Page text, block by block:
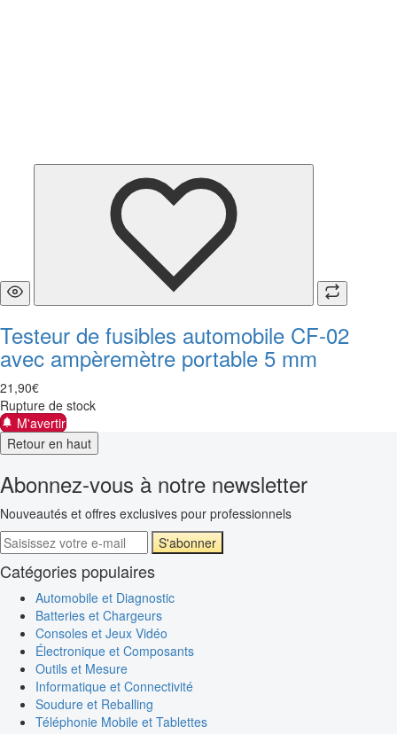
Testeur de fusibles automobile CF-02
avec ampèremètre portable 5 mm
21 ,90€
Rupture de stock
M'avertir
Retour en haut
Abonnez-vous à notre newsletter
Nouveautés et offres exclusives pour professionnels
S'abonner
Catégories populaires
Automobile et Diagnostic
Batteries et Chargeurs
Consoles et Jeux Vidéo
Électronique et Composants
Outils et Mesure
Informatique et Connectivité
Soudure et Reballing
Téléphonie Mobile et Tablettes